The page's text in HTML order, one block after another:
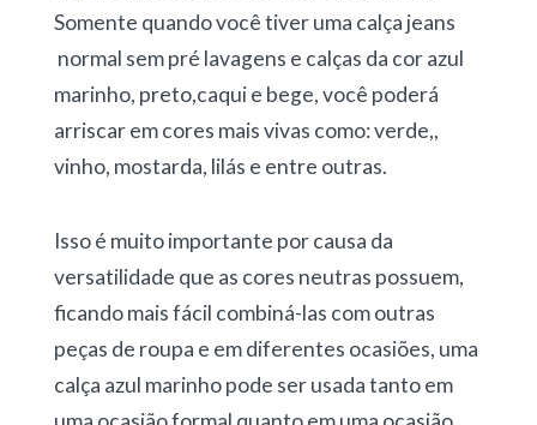
Somente quando você tiver uma calça jeans
normal sem pré lavagens e calças da cor azul
marinho, preto,caqui e bege, você poderá
arriscar em cores mais vivas como: verde,,
vinho, mostarda, lilás e entre outras.
Isso é muito importante por causa da
versatilidade que as cores neutras possuem,
ficando mais fácil combiná-las com outras
peças de roupa e em diferentes ocasiões, uma
calça azul marinho pode ser usada tanto em